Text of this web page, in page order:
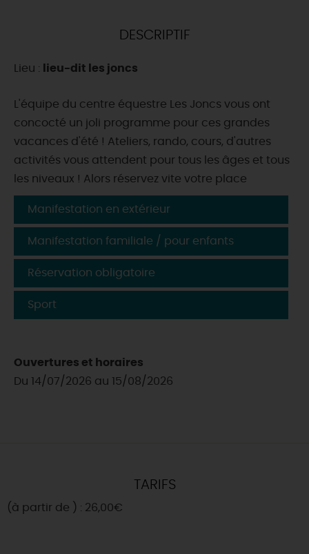
DEMAIN
CETTE SEMAINE
TOUT L'AGENDA
DESCRIPTIF
Lieu : lieu-dit les joncs
L'équipe du centre équestre Les Joncs vous ont
concocté un joli programme pour ces grandes
vacances d'été ! Ateliers, rando, cours, d'autres
activités vous attendent pour tous les âges et tous
les niveaux ! Alors réservez vite votre place
Manifestation en extérieur
Manifestation familiale / pour enfants
Réservation obligatoire
Sport
Ouvertures et horaires
Du 14/07/2026 au 15/08/2026
TARIFS
(à partir de ) : 26,00€